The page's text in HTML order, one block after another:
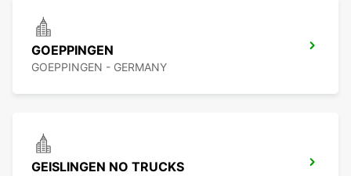
GOEPPINGEN
GOEPPINGEN - GERMANY
GEISLINGEN NO TRUCKS